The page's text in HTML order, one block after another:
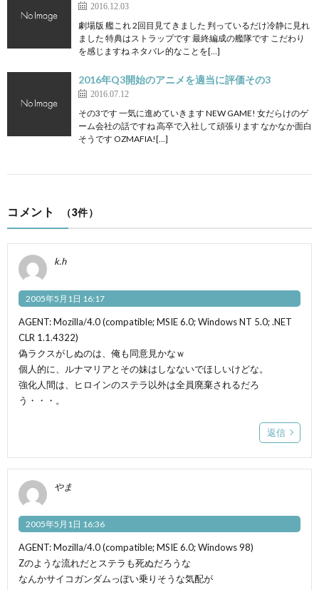
2016.12.03
劇場版 艦これ 2回目見てきました 判っているだけ冷静に見れ
ました 特典はストラップです 最終編成の艦隊です こだわり
を感じますね ネタバレ的なことを[…]
2016年Q3開始のアニメを適当に評価その3
2016.07.12
その3です 一気に進めていきます NEW GAME! 女だらけのゲ
ーム会社の話ですね 高卒で入社して頑張ります なかなか面白
そうです OZMAFIA![…]
コメント （3件）
k.h
2005年5月1日 16:17
AGENT: Mozilla/4.0 (compatible; MSIE 6.0; Windows NT 5.0; .NET
CLR 1.1.4322)
偽ラクスがしぬのは、俺も同意見かなｗ
個人的に、ルナマリアとその妹はしなないでほしいけどな。
強化人間は、ヒロインのステラ以外は全員廃棄されるだろ
う・・・。
返信
やま
2005年5月1日 16:36
AGENT: Mozilla/4.0 (compatible; MSIE 6.0; Windows 98)
Zのような流れだとステラも死ぬだろうな
なんかサイコガンダムっぽい乗りそうな気配が